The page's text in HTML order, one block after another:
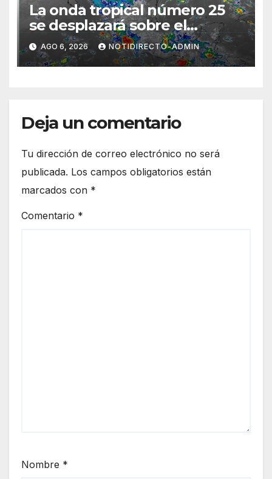
La onda tropical número 25
se desplazará sobre el
sureste mexicano
AGO 6, 2026 NOTIDIRECTO-ADMIN
Deja un comentario
Tu dirección de correo electrónico no será
publicada. Los campos obligatorios están
marcados con *
Comentario *
Nombre *